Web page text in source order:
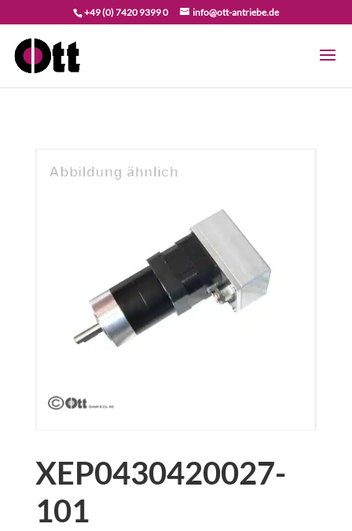
+49 (0) 7420 9399 0 info@ott-antriebe.de
XEP0430420027-
101